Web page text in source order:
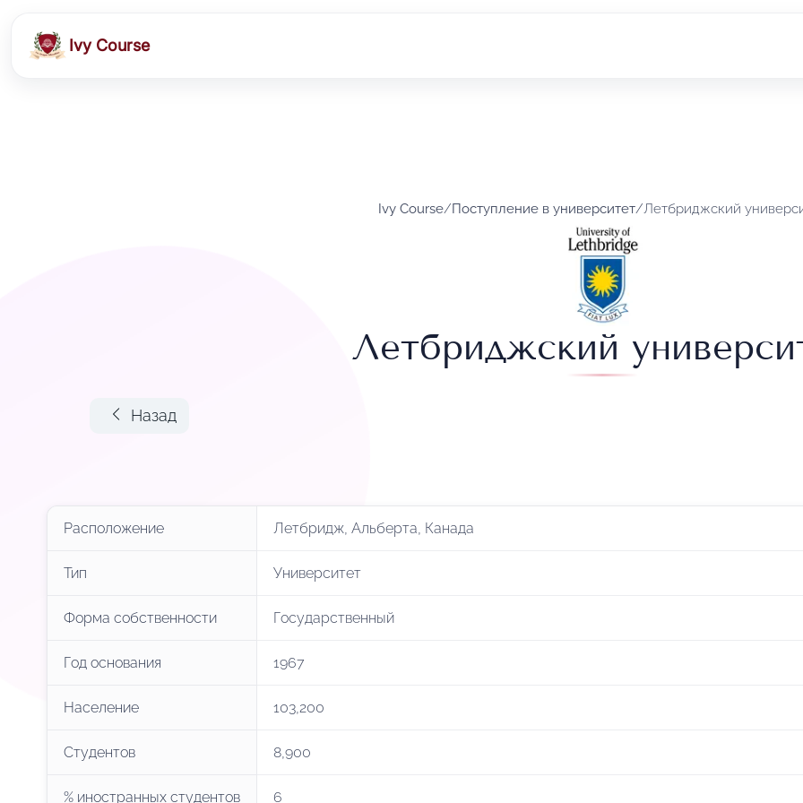
Ivy Course
Ivy Course/Поступление в университет/Летбриджский
Летбриджский
Назад
Расположение Летбридж, Альберта, Канада
Тип Университет
Форма собственности Государственный
Год основания 1967
Население 103,200
Студентов 8,900
% иностранных студентов 6